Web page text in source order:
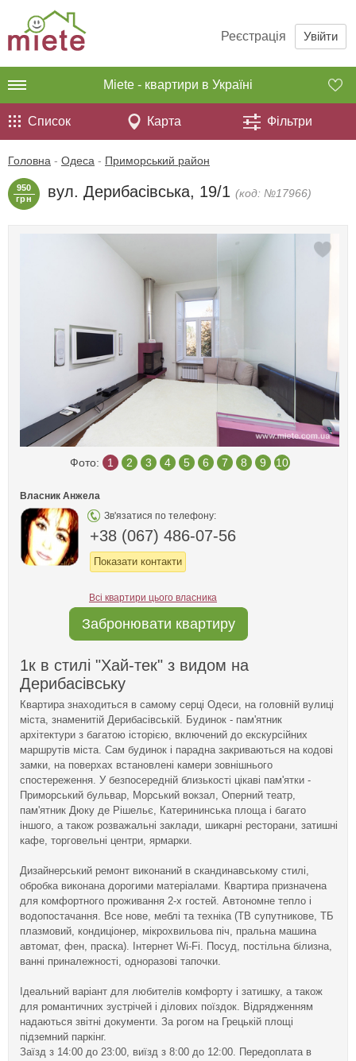
Реєстрація Увійти
Miete - квартири в Україні
Список Карта Фільтри
Головна - Одеса - Приморський район
950
грн
вул. Дерибасівська, 19/1 (код: №17966)
Фото: 1 2 3 4 5 6 7 8 9 10
Власник Анжела
Зв'язатися по телефону:
+38 (067) 486-07-56
Показати контакти
Всі квартири цього власника
Забронювати квартиру
1к в стилі "Хай-тек" з видом на
Дерибасівську
Квартира знаходиться в самому серці Одеси, на головній вулиці
міста, знаменитій Дерибасівській. Будинок - пам'ятник
архітектури з багатою історією, включений до екскурсійних
маршрутів міста. Сам будинок і парадна закриваються на кодові
замки, на поверхах встановлені камери зовнішнього
спостереження. У безпосередній близькості цікаві пам'ятки -
Приморський бульвар, Морський вокзал, Оперний театр,
пам'ятник Дюку де Рішельє, Катерининська площа і багато
іншого, а також розважальні заклади, шикарні ресторани, затишні
кафе, торговельні центри, ярмарки.
Дизайнерський ремонт виконаний в скандинавському стилі,
обробка виконана дорогими матеріалами. Квартира призначена
для комфортного проживання 2-х гостей. Автономне тепло і
водопостачання. Все нове, меблі та техніка (ТВ супутникове, ТБ
плазмовий, кондиціонер, мікрохвильова піч, пральна машина
автомат, фен, праска). Інтернет Wi-Fi. Посуд, постільна білизна,
ванні приналежності, одноразові тапочки.
Ідеальний варіант для любителів комфорту і затишку, а також
для романтичних зустрічей і ділових поїздок. Відрядженням
надаються звітні документи. За рогом на Грецькій площі
підземний паркінг.
Заїзд з 14:00 до 23:00, виїзд з 8:00 до 12:00. Передоплата в